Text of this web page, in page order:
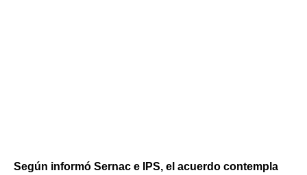
Según informó Sernac e IPS, el acuerdo contempla